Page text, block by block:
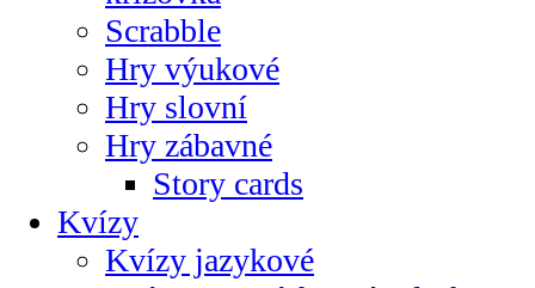
Scrabble
Hry výukové
Hry slovní
Hry zábavné
Story cards
Kvízy
Kvízy jazykové